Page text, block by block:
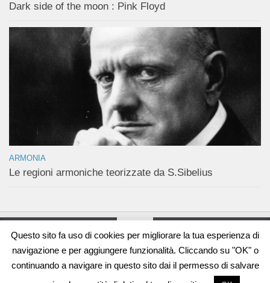
Dark side of the moon : Pink Floyd
ARMONIA
Le regioni armoniche teorizzate da S.Sibelius
Questo sito fa uso di cookies per migliorare la tua esperienza di
navigazione e per aggiungere funzionalità. Cliccando su "OK" o
continuando a navigare in questo sito dai il permesso di salvare